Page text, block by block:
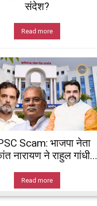
संदेश?
Read more
Scam: भाजपा नेता
नारायण ने राहुल गांधी...
Read more